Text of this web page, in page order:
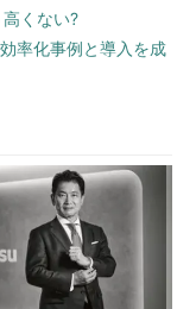
高くない?
率化事例と導入を成